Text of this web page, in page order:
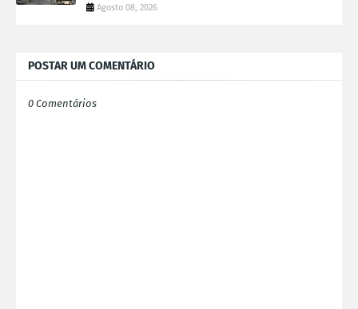
Agosto 08, 2026
POSTAR UM COMENTÁRIO
0 Comentários